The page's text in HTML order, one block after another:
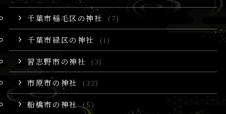
千葉市稲毛区の神社 (7)
千葉市緑区の神社 (1)
習志野市の神社 (3)
市原市の神社 (32)
船橋市の神社 (5)